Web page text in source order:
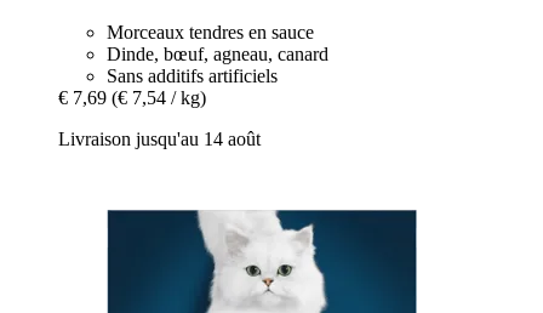
Morceaux tendres en sauce
Dinde, bœuf, agneau, canard
Sans additifs artificiels
€ 7,69 (€ 7,54 / kg)
Livraison jusqu'au 14 août